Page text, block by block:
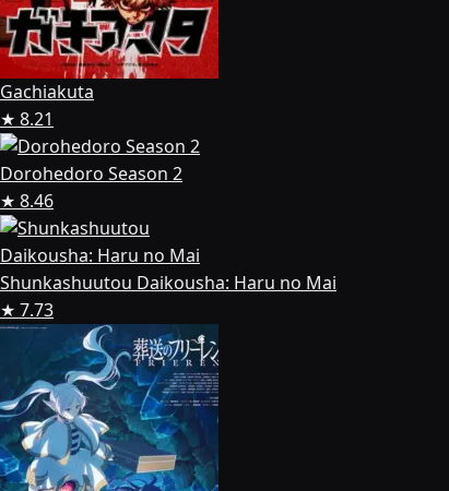
Gachiakuta
★ 8.21
Dorohedoro Season 2
★ 8.46
Shunkashuutou Daikousha: Haru no Mai
★ 7.73